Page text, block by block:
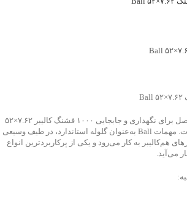
بیشتر بدانیم: این جعبه در اصل برای نگهداری و جابجایی ۱۰۰۰ فشنگ کالیبر ۷.۶۲×۵۲
از نوع Ball ساخته شده است. مهمات Ball به‌عنوان گلوله استاندارد، در طیف وسیعی
هم‌کالیبر به کار می‌رود و یکی از پرکاربردترین انواع
می‌آید.